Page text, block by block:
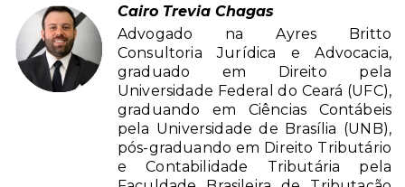
Cairo Trevia Chagas
Advogado na Ayres Britto
Consultoria Jurídica e Advocacia,
graduado em Direito pela
Universidade Federal do Ceará (UFC),
graduando em Ciências Contábeis
pela Universidade de Brasília (UNB),
pós-graduando em Direito Tributário
e Contabilidade Tributária pela